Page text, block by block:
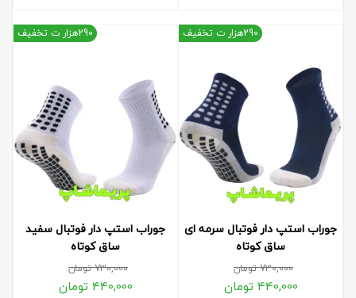
جوراب استپ دار فوتبال سرمه ای
ساق کوتاه
730,000تومان
440,000 تومان
290هزار ت تخفیف
جوراب استپ دار فوتبال سفید
ساق کوتاه
730,000تومان
440,000 تومان
290هزار ت تخفیف